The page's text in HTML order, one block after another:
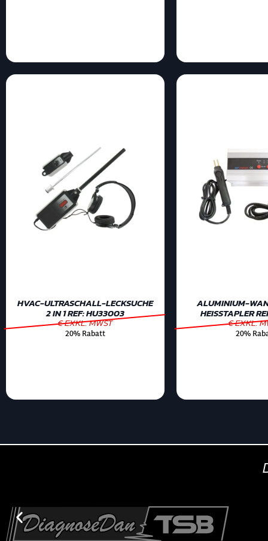
HVAC-ULTRASCHALL-LECKSUCHE
2 IN 1 REF: HU33003
€ EXKL. MWST
20% Rabatt
ALUMINIUM-
HEISSTAPLER
€ EXKL.
20%